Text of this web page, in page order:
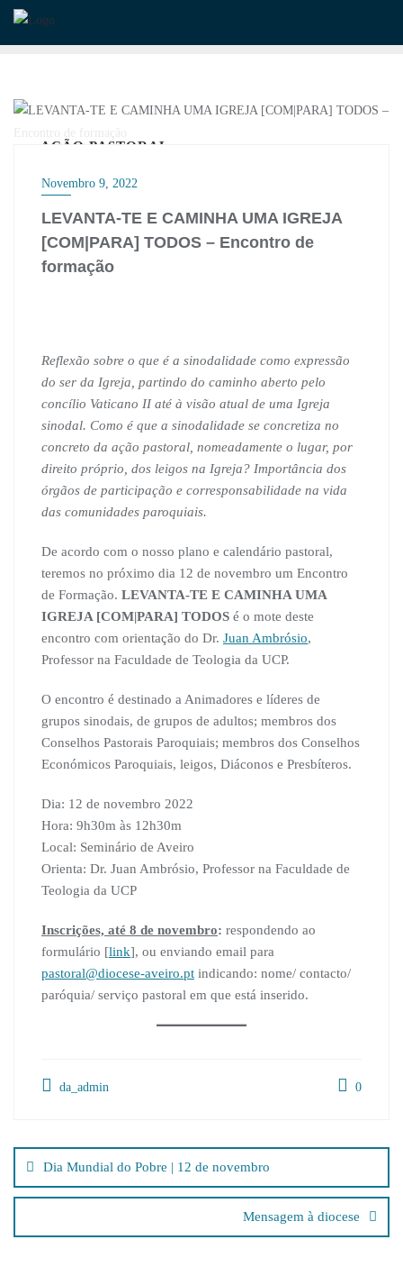
Skip
AÇÃO PASTORAL
Novembro 9, 2022
LEVANTA-TE E CAMINHA UMA IGREJA
[COM|PARA] TODOS – Encontro de
formação
Reflexão sobre o que é a sinodalidade como expressão
do ser da Igreja, partindo do caminho aberto pelo
concílio Vaticano II até à visão atual de uma Igreja
sinodal. Como é que a sinodalidade se concretiza no
concreto da ação pastoral, nomeadamente o lugar, por
direito próprio, dos leigos na Igreja? Importância dos
órgãos de participação e corresponsabilidade na vida
das comunidades paroquiais.
De acordo com o nosso plano e calendário pastoral,
teremos no próximo dia 12 de novembro um Encontro
de Formação. LEVANTA-TE E CAMINHA UMA
IGREJA [COM|PARA] TODOS é o mote deste
encontro com orientação do Dr. Juan Ambrósio,
Professor na Faculdade de Teologia da UCP.
O encontro é destinado a Animadores e líderes de
grupos sinodais, de grupos de adultos; membros dos
Conselhos Pastorais Paroquiais; membros dos Conselhos
Económicos Paroquiais, leigos, Diáconos e Presbíteros.
Dia: 12 de novembro 2022
Hora: 9h30m às 12h30m
Local: Seminário de Aveiro
Orienta: Dr. Juan Ambrósio, Professor na Faculdade de
Teologia da UCP
Inscrições, até 8 de novembro: respondendo ao
formulário [link], ou enviando email para
pastoral@diocese-aveiro.pt indicando: nome/ contacto/
paróquia/ serviço pastoral em que está inserido.
da_admin 0
de
artigos
Dia Mundial do Pobre | 12 de novembro
Mensagem à diocese